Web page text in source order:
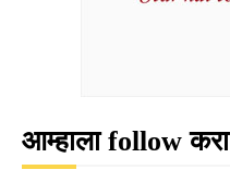
आम्हाला follow करा